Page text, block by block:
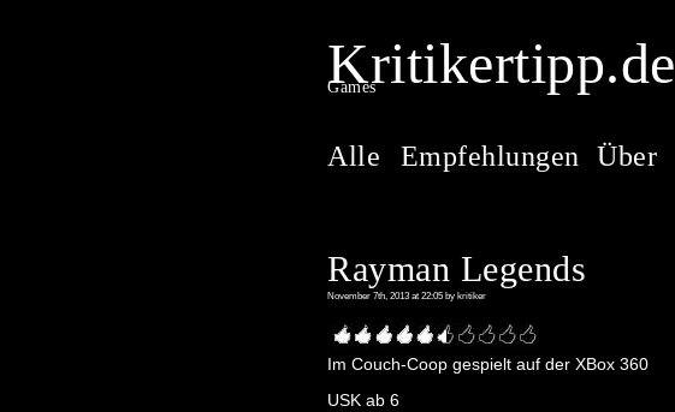
Kritikertipp.de
Games
Alle Empfehlungen Über
Rayman Legends
November 7th, 2013 at 22:05 by kritiker
Im Couch-Coop gespielt auf der XBox 360
USK ab 6